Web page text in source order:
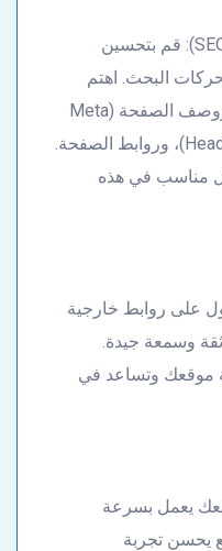
تهيئة الموقع لمحركات البحث (SEO): قم بتحسين
البحث. اهتم
بعناصر التشعبية مثل العنوان، ووصف الصفحة (Meta
tags)، والعناوين الفرعية (Headings)، وروابط الصفحة.
مناسب في هذه
على روابط خارجية
وسمعة جيدة.
موقعك وتساعد في
يعمل بسرعة
يحسن تجربة